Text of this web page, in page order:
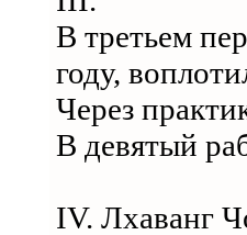
В третьем
году,
Через
В девятый
IV. Лхаванг